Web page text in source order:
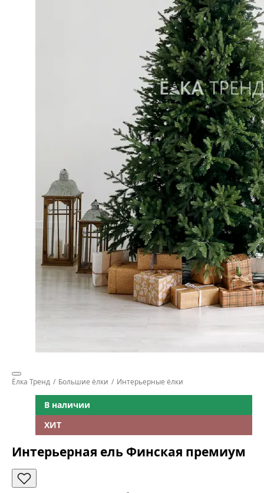
Ёлка Тренд Большие ёлки Интерьерные ёлки
В наличии
ХИТ
Интерьерная ель Финская премиум